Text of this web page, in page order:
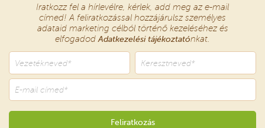
Iratkozz fel a hírlevélre, kérlek, add meg az e-mail
címed! A feliratkozással hozzájárulsz személyes
adataid marketing célból történő kezeléséhez és
elfogadodAdatkezelési tájékoztatónkat.